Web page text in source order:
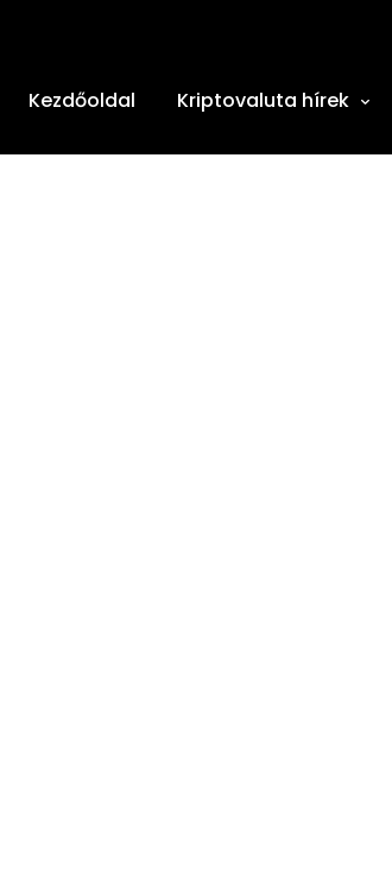
Kezdőoldal Kriptovaluta hírek